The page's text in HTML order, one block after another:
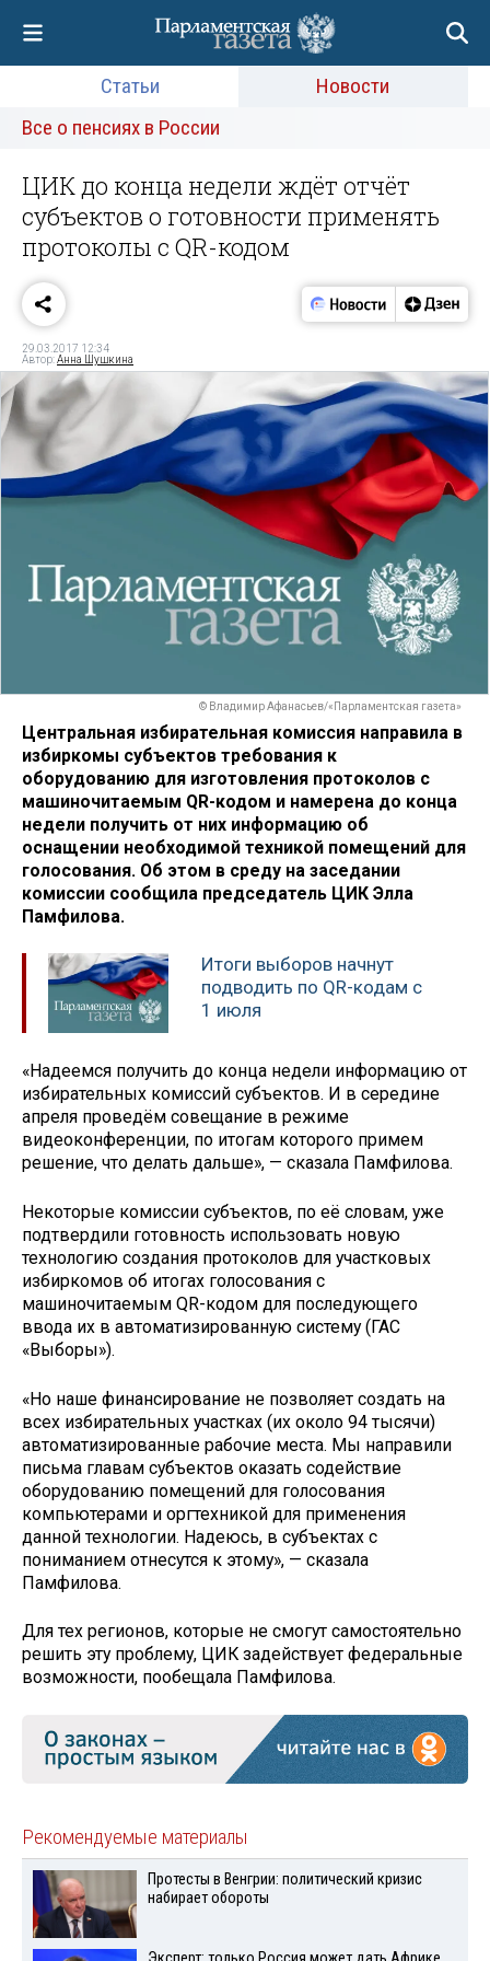
Статьи
Новости
Все о пенсиях в России
ЦИК до конца недели ждёт отчёт
субъектов о готовности применять
протоколы с QR-кодом
29.03.2017 12:34
Автор:Анна Шушкина
© Владимир Афанасьев/«Парламентская газета»
Центральная избирательная комиссия направила в
избиркомы субъектов требования к
оборудованию для изготовления протоколов с
машиночитаемым QR-кодом и намерена до конца
недели получить от них информацию об
оснащении необходимой техникой помещений для
голосования. Об этом в среду на заседании
комиссии сообщила председатель ЦИК Элла
Памфилова.
Итоги выборов начнут
подводить по QR-кодам с
1 июля
«Надеемся получить до конца недели информацию от
избирательных комиссий субъектов. И в середине
апреля проведём совещание в режиме
видеоконференции, по итогам которого примем
решение, что делать дальше», — сказала Памфилова.
Некоторые комиссии субъектов, по её словам, уже
подтвердили готовность использовать новую
технологию создания протоколов для участковых
избиркомов об итогах голосования с
машиночитаемым QR-кодом для последующего
ввода их в автоматизированную систему (ГАС
«Выборы»).
«Но наше финансирование не позволяет создать на
всех избирательных участках (их около 94 тысячи)
автоматизированные рабочие места. Мы направили
письма главам субъектов оказать содействие
оборудованию помещений для голосования
компьютерами и оргтехникой для применения
данной технологии. Надеюсь, в субъектах с
пониманием отнесутся к этому», — сказала
Памфилова.
Для тех регионов, которые не смогут самостоятельно
решить эту проблему, ЦИК задействует федеральные
возможности, пообещала Памфилова.
Рекомендуемые материалы
Протесты в Венгрии: политический кризис
набирает обороты